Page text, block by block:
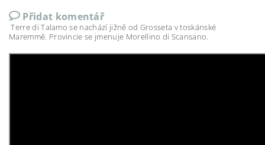
Přidat komentář
Terre di Talamo se nachází jižně od Grosseta v toskánské
Maremmě. Provincie se jmenuje Morellino di Scansano.